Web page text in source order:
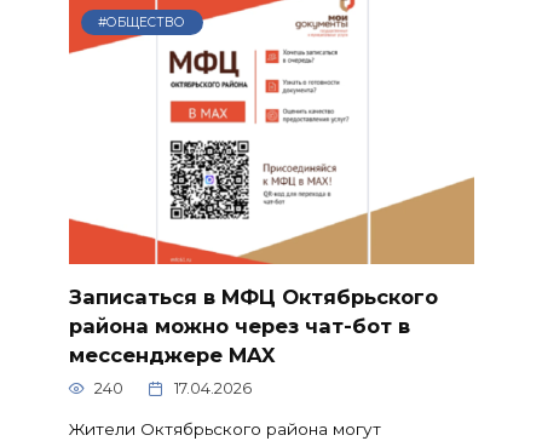
#ОБЩЕСТВО
Записаться в МФЦ Октябрьского
района можно через чат-бот в
мессенджере MAX
240 17.04.2026
Жители Октябрьского района могут